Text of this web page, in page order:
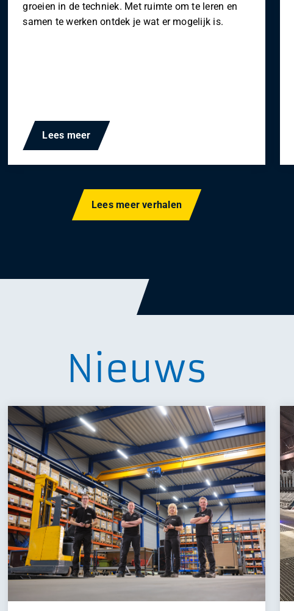
groeien in de techniek. Met ruimte om te leren en
samen te werken ontdek je wat er mogelijk is.
Lees meer
Lees meer verhalen
Nieuws